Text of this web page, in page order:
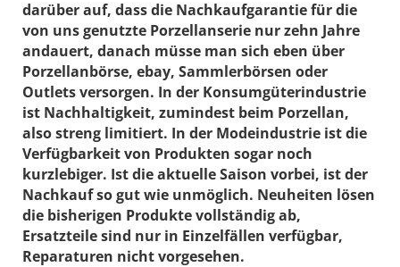
darüber auf, dass die Nachkaufgarantie für die
von uns genutzte Porzellanserie nur zehn Jahre
andauert, danach müsse man sich eben über
Porzellanbörse, ebay, Sammlerbörsen oder
Outlets versorgen. In der Konsumgüterindustrie
ist Nachhaltigkeit, zumindest beim Porzellan,
also streng limitiert. In der Modeindustrie ist die
Verfügbarkeit von Produkten sogar noch
kurzlebiger. Ist die aktuelle Saison vorbei, ist der
Nachkauf so gut wie unmöglich. Neuheiten lösen
die bisherigen Produkte vollständig ab,
Ersatzteile sind nur in Einzelfällen verfügbar,
Reparaturen nicht vorgesehen.